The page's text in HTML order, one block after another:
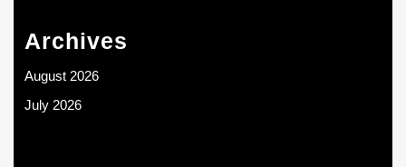
Archives
August 2026
July 2026